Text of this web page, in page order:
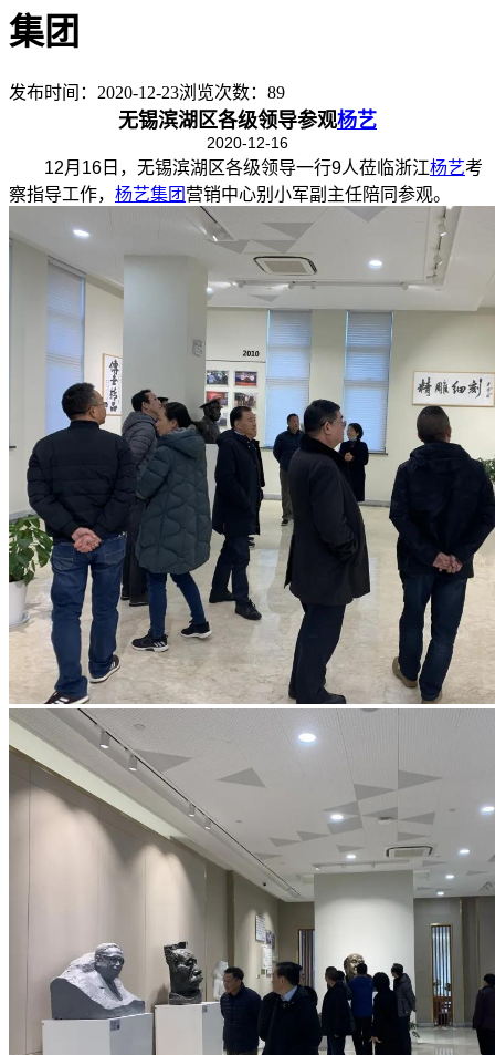
集团
发布时间：2020-12-23浏览次数： 89
无锡滨湖区各级领导参观杨艺
2020-12-16
12月16日，无锡滨湖区各级领导一行9人莅临浙江杨艺考
察指导工作， 杨艺集团 营销中心别小军副主任陪同参观。